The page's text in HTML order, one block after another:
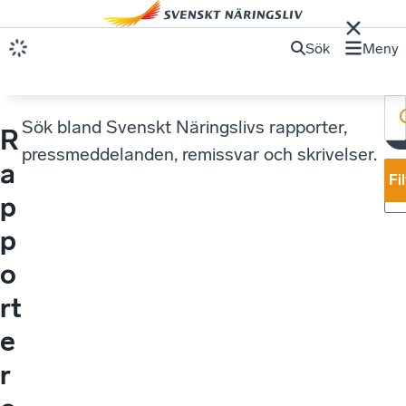
Sök Meny
R
a
p
p
o
rt
e
r
Sök bland Svenskt Näringslivs rapporter,
pressmeddelanden, remissvar och skrivelser.